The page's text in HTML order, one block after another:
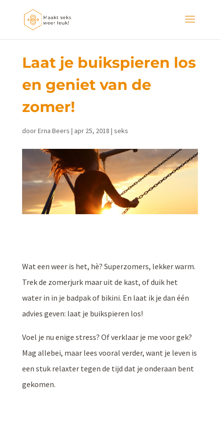
Laat je buikspieren los
en geniet van de
zomer!
doorErna Beers | apr 25, 2018 | seks
Wat een weer is het, hè? Superzomers, lekker warm.
Trek de zomerjurk maar uit de kast, of duik het
water in in je badpak of bikini. En laat ik je dan één
advies geven: laat je buikspieren los!
Voel je nu enige stress? Of verklaar je me voor gek?
Mag allebei, maar lees vooral verder, want je leven is
een stuk relaxter tegen de tijd dat je onderaan bent
gekomen.